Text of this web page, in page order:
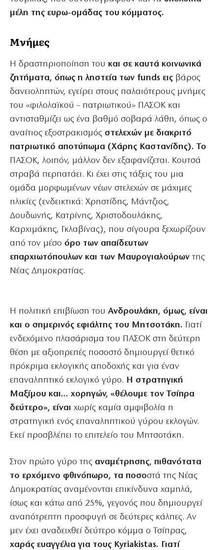
μέλη της ευρω-ομάδας του κόμματος.
Mνήμες
Η δραστηριοποίηση του και σε καυτά κοινωνικά
ζητήματα, όπως η ληστεία των funds εις βάρος
δανειοληπτών, εγείρει στους παλαιότερους μνήμες
του «φιλολαϊκού – πατριωτικού» ΠΑΣΟΚ και
αντισταθμίζει ως ένα βαθμό σοβαρά λάθη, όπως ο
αναίτιος εξοστρακισμόςστελεχών με διακριτό
πατριωτικό αποτύπωμα (Χάρης Καστανίδης). Το
ΠΑΣΟΚ, λοιπόν, μάλλον δεν εξαφανίζεται. Κουτσά
στραβά περπατάει. Κι έχει στις τάξεις του μια
ομάδα μορφωμένων νέων στελεχών σε μάχιμες
ηλικίες (ενδεικτικά: Χρηστίδης, Μάντζιος,
Δουδωνής, Κατρίνης, Χριστοδουλάκης,
Καρχιμάκης, Γκλαβίνας), που σίγουρα ξεχωρίζουν
από τον μέσο όρο των απαίδευτων
επαρχιωτόπουλων και των Μαυρογιαλούρων της
Νέας Δημοκρατίας.
Η πολιτική επιβίωση του Ανδρουλάκη, όμως, είναι
και ο σημερινός εφιάλτης του Μητσοτάκη. Γιατί
ενδεχόμενο πλασάρισμα του ΠΑΣΟΚ στη δεύτερη
θέση με αξιοπρεπές ποσοστό δημιουργεί θετικό
πρόκριμα εκλογικής αποδοχής και για έναν
επαναληπτικό εκλογικό γύρο. Η στρατηγική
Μαξίμου και… χορηγών, «θέλουμε τον Τσίπρα
δεύτερο», είναι χωρίς καμία αμφιβολία η
στρατηγική ενός επαναληπτικού γύρου εκλογών.
Εκεί προσβλέπει το επιτελείο του Μητσοτάκη.
Στον πρώτο γύρο τηςαναμέτρησης, πιθανότατα
το ερχόμενο φθινόπωρο, τα ποσοστά της Νέας
Δημοκρατίας αναμένονται επικίνδυνα χαμηλά,
ίσως και κάτω από 25%, γεγονός που δημιουργεί
αναπότρεπτη προσφυγή σε δεύτερες κάλπες. Αν
μεν έχει αναδειχθεί δεύτερο κόμμα ο Τσίπρας,
χαράς ευαγγέλια για τους Kyriakistas. Γιατί